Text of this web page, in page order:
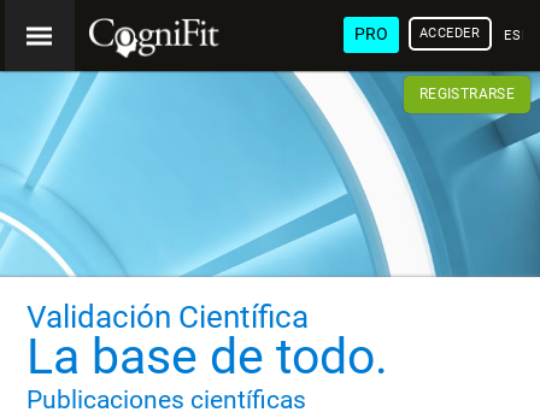
PRO ACCEDER
REGISTRARSE
Validación Científica
La base de todo.
Publicaciones científicas